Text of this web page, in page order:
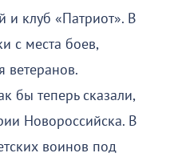
и клуб «Патриот». В
с места боев,
ветеранов.
бы теперь сказали,
Новороссийска. В
воинов под